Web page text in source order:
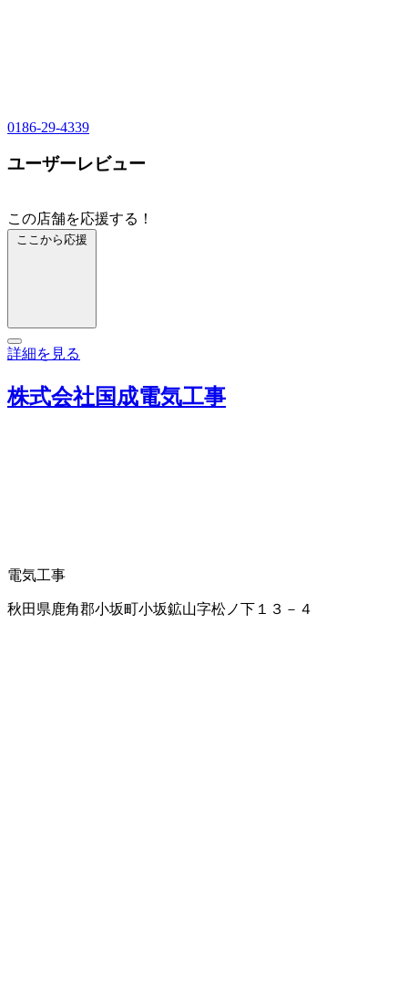
0186-29-4339
ユーザーレビュー
この店舗を応援する！
ここから応援
詳細を見る
株式会社国成電気工事
電気工事
秋田県鹿角郡小坂町小坂鉱山字松ノ下１３－４